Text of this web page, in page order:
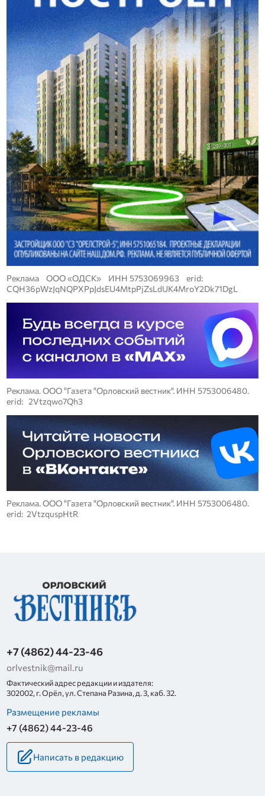
Реклама ООО «ОДСК» ИНН 5753069963 erid:
CQH36pWzJqNQPXPpJdsEU4MtpPjZsLdUK4MroY2Dk71DgL
Реклама. ООО "Газета "Орловский вестник". ИНН 5753006480.
erid: 2Vtzqwo7Qh3
Реклама. ООО "Газета "Орловский вестник". ИНН 5753006480.
erid: 2VtzquspHtR
+7 (4862) 44-23-46
orlvestnik@mail.ru
Фактический адрес редакции и издателя:
302002, г. Орёл, ул. Степана Разина, д. 3, каб. 32.
Размещение рекламы
+7 (4862) 44-23-46
Написать в редакцию